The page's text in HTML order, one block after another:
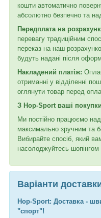
кошти автоматично
абсолютно безпечно та
Передплата на
перевагу традиційним
переказ на наш
будуть надані після
Накладений платіж:
отриманні у відділенні
оглянути товар перед
З Hop-Sport ваші
Ми постійно працюємо
максимально зручним та
Вибирайте спосіб, який
насолоджуйтесь
Варіанти
Hop-Sport: Доставка -
"спорт"!